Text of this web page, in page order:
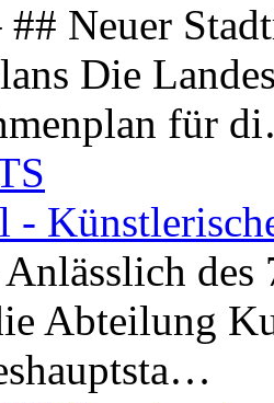
## Neuer
Die
für
-
Abteilung